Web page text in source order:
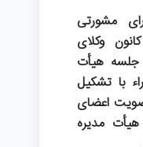
مشورتی
وکلای
جلسه هیأت
با تشکیل
اعضای
مدیره